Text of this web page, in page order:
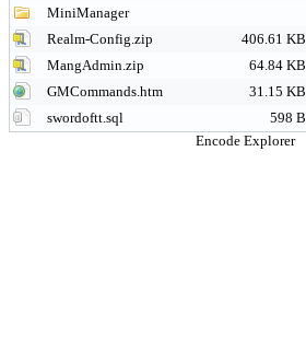
MiniManager
Realm-Config.zip
406.61 KB
MangAdmin.zip
64.84 KB
GMCommands.htm
31.15 KB
swordoftt.sql
598 B
Encode Explorer